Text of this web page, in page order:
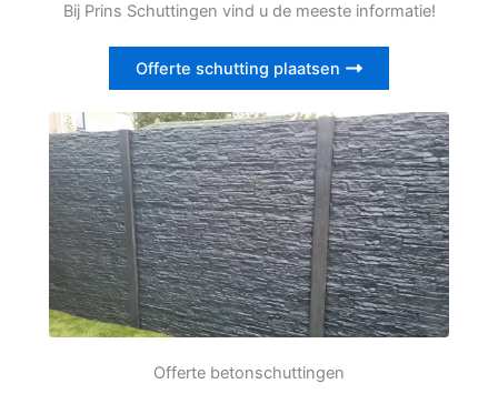
Bij Prins Schuttingen vind u de meeste informatie!
Offerte schutting plaatsen
Offerte betonschuttingen